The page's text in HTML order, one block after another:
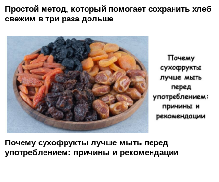
Простой метод, который помогает сохранить хлеб
свежим в три раза дольше
Почему сухофрукты лучше мыть перед
употреблением: причины и рекомендации